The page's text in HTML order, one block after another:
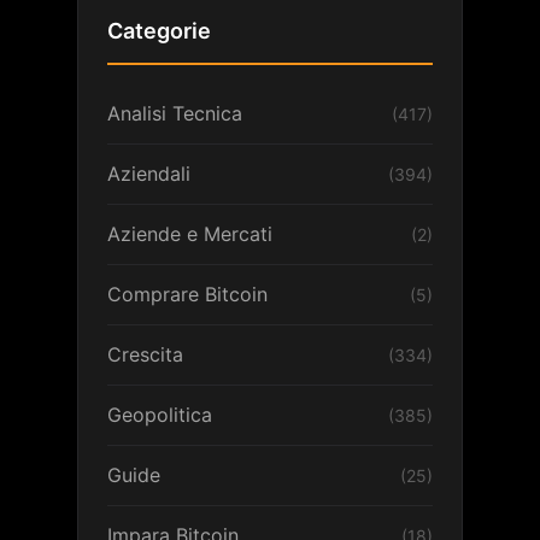
Categorie
Analisi Tecnica (417)
Aziendali (394)
Aziende e Mercati (2)
Comprare Bitcoin (5)
Crescita (334)
Geopolitica (385)
Guide (25)
Impara Bitcoin (18)